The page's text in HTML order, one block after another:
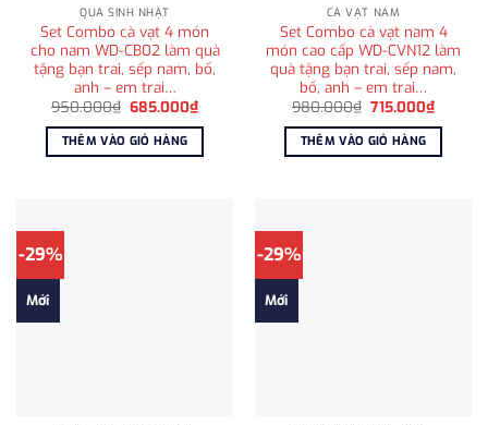
QUÀ SINH NHẬT
Set Combo cà vạt 4 món
cho nam WD-CB02 làm quà
tặng bạn trai, sếp nam, bố,
anh – em trai…
950.000₫ Giá
là:
950.000₫.
685.000₫Giá
tại
685.000₫.
THÊM VÀO GIỎ HÀNG
CÀ VẠT NAM
Set Combo cà vạt nam 4
món cao cấp WD-CVN12 làm
quà tặng bạn trai, sếp nam,
bố, anh – em trai…
980.000₫ Giá
là:
980.000₫.
715.000₫Giá
tại
THÊM VÀO GIỎ HÀNG
-29%
Mới
-29%
Mới